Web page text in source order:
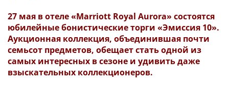
27 мая в отеле «Marriott Royal Aurora» состоятся
юбилейные бонистические торги «Эмиссия 10».
Аукционная коллекция, объединившая почти
семьсот предметов, обещает стать одной из
самых интересных в сезоне и удивить даже
взыскательных коллекционеров.